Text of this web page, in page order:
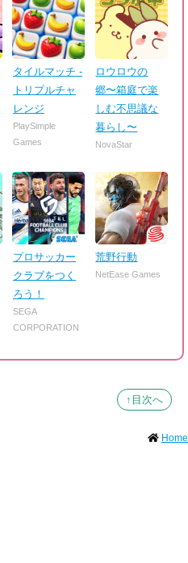
タイルマッチ -
トリプルチャ
レンジ
PlaySimple
Games
ロウロウの
郷〜箱庭で楽
しむ不思議な
暮らし〜
NovaStar
プロサッカー
クラブをつく
ろう！
SEGA
CORPORATION
荒野行動
NetEase Games
↑目次へ
Home